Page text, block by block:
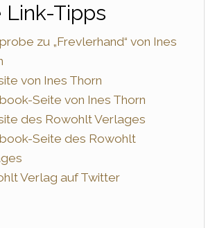
Link-Tipps
zu „Frevlerhand“ von Ines
von Ines Thorn
Seite von Ines Thorn
des Rowohlt Verlages
Seite des Rowohlt
Verlag auf Twitter